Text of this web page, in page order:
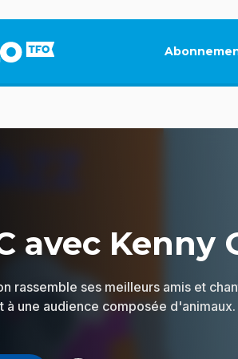
avec Kenny
rassemble ses meilleurs amis et
à une audience composée